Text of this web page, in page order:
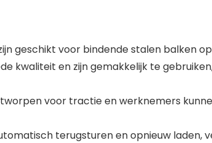
geschikt voor bindende stalen balken
kwaliteit en zijn gemakkelijk te
voor tractie en werknemers
terugsturen en opnieuw laden,